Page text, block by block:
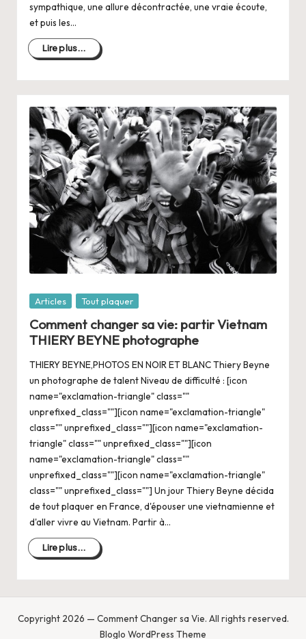
sympathique, une allure décontractée, une vraie écoute,
et puis les…
Lire plus...
Posté
Articles Tout plaquer
Comment changer sa vie: partir Vietnam
THIERY BEYNE photographe
THIERY BEYNE,PHOTOS EN NOIR ET BLANC Thiery Beyne
un photographe de talent Niveau de difficulté : [icon
name="exclamation-triangle" class=""
unprefixed_class=""][icon name="exclamation-triangle"
class="" unprefixed_class=""][icon name="exclamation-
triangle" class="" unprefixed_class=""][icon
name="exclamation-triangle" class=""
unprefixed_class=""][icon name="exclamation-triangle"
class="" unprefixed_class=""] Un jour Thiery Beyne décida
de tout plaquer en France, d'épouser une vietnamienne et
d'aller vivre au Vietnam. Partir à…
Lire plus...
Copyright 2026 — Comment Changer sa Vie. All rights reserved.
Bloglo WordPress Theme